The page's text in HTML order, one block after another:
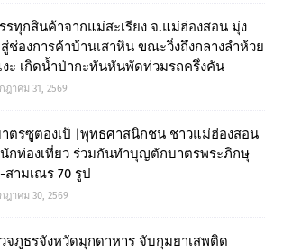
รทุกสินค้าจากแม่สะเรียง จ.แม่ฮ่องสอน มุ่ง
ช่องการค้าบ้านเสาหิน ขณะวิ่งถึงกลางลำห้วย
ะ เกิดน้ำป่ากะทันหันพัดท่วมรถครึ่งคัน
ฎาคม 31, 2569
ตรซูตองเป้ |พุทธศาสนิกชน ชาวแม่ฮ่องสอน
กท่องเที่ยว ร่วมกันทำบุญตักบาตรพระภิกษุ
สามเณร 70 รูป
ฎาคม 30, 2569
จภูธรจังหวัดมุกดาหาร จับกุมยาเสพติด